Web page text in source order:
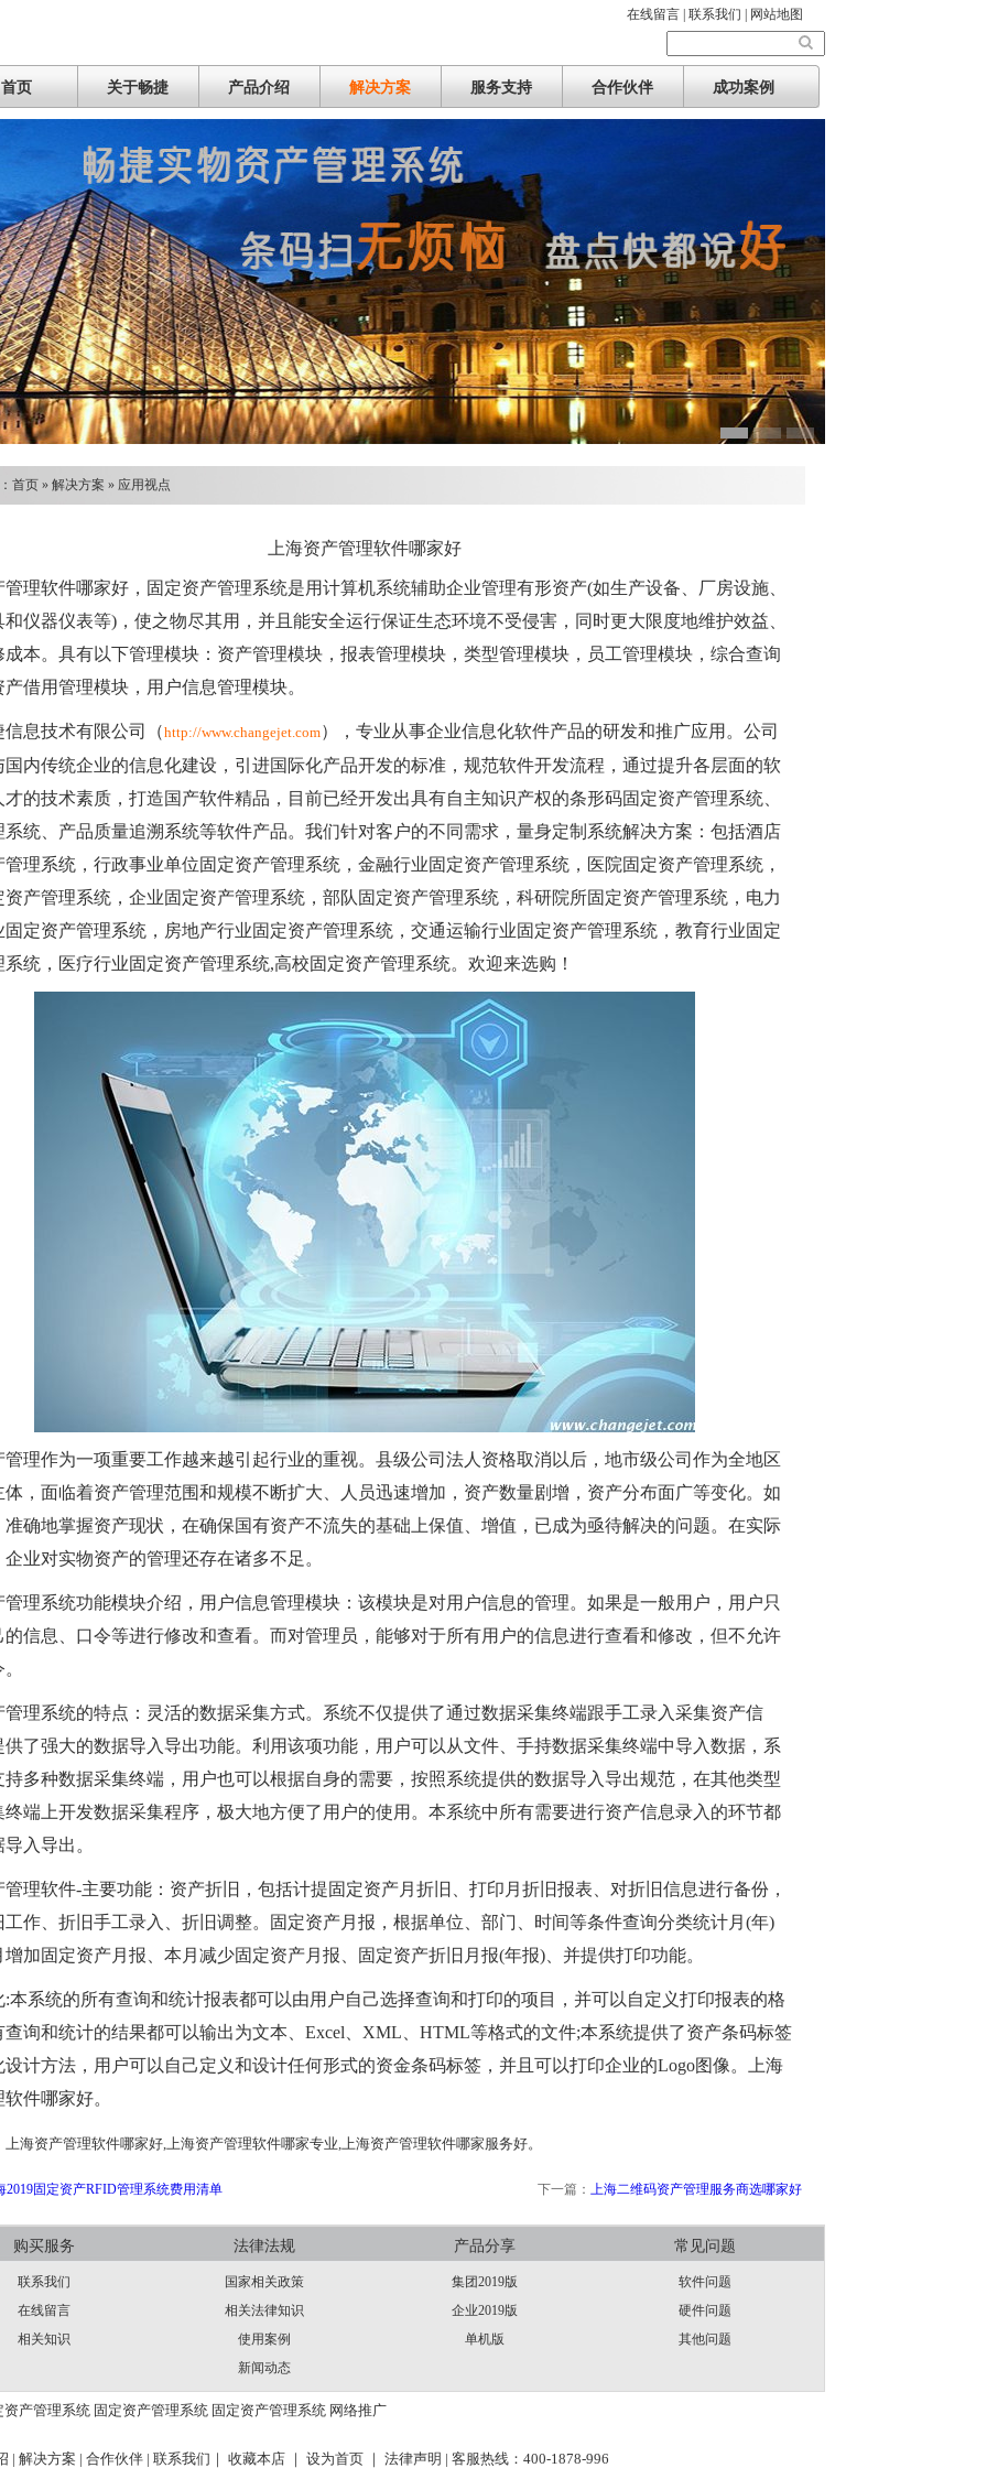
在线留言 | 联系我们 | 网站地图
首页 关于畅捷 产品介绍 解决方案 服务支持 合作伙伴 成功案例
首页 » 解决方案 » 应用视点
上海资产管理软件哪家好
管理软件哪家好，固定资产管理系统是用计算机系统辅助企业管理有形资产(如生产设备、厂房设施、
和仪器仪表等)，使之物尽其用，并且能安全运行保证生态环境不受侵害，同时更大限度地维护效益、
成本。具有以下管理模块：资产管理模块，报表管理模块，类型管理模块，员工管理模块，综合查询
借用管理模块，用户信息管理模块。
信息技术有限公司（http://www.changejet.com），专业从事企业信息化软件产品的研发和推广应用。公司
国内传统企业的信息化建设，引进国际化产品开发的标准，规范软件开发流程，通过提升各层面的软
才的技术素质，打造国产软件精品，目前已经开发出具有自主知识产权的条形码固定资产管理系统、
系统、产品质量追溯系统等软件产品。我们针对客户的不同需求，量身定制系统解决方案：包括酒店
管理系统，行政事业单位固定资产管理系统，金融行业固定资产管理系统，医院固定资产管理系统，
资产管理系统，企业固定资产管理系统，部队固定资产管理系统，科研院所固定资产管理系统，电力
固定资产管理系统，房地产行业固定资产管理系统，交通运输行业固定资产管理系统，教育行业固定
系统，医疗行业固定资产管理系统,高校固定资产管理系统。欢迎来选购！
管理作为一项重要工作越来越引起行业的重视。县级公司法人资格取消以后，地市级公司作为全地区
体，面临着资产管理范围和规模不断扩大、人员迅速增加，资产数量剧增，资产分布面广等变化。如
准确地掌握资产现状，在确保国有资产不流失的基础上保值、增值，已成为亟待解决的问题。在实际
业对实物资产的管理还存在诸多不足。
管理系统功能模块介绍，用户信息管理模块：该模块是对用户信息的管理。如果是一般用户，用户只
的信息、口令等进行修改和查看。而对管理员，能够对于所有用户的信息进行查看和修改，但不允许
管理系统的特点：灵活的数据采集方式。系统不仅提供了通过数据采集终端跟手工录入采集资产信
供了强大的数据导入导出功能。利用该项功能，用户可以从文件、手持数据采集终端中导入数据，系
持多种数据采集终端，用户也可以根据自身的需要，按照系统提供的数据导入导出规范，在其他类型
终端上开发数据采集程序，极大地方便了用户的使用。本系统中所有需要进行资产信息录入的环节都
入导出。
管理软件-主要功能：资产折旧，包括计提固定资产月折旧、打印月折旧报表、对折旧信息进行备份，
工作、折旧手工录入、折旧调整。固定资产月报，根据单位、部门、时间等条件查询分类统计月(年)
增加固定资产月报、本月减少固定资产月报、固定资产折旧月报(年报)、并提供打印功能。
:本系统的所有查询和统计报表都可以由用户自己选择查询和打印的项目，并可以自定义打印报表的格
查询和统计的结果都可以输出为文本、Excel、XML、HTML等格式的文件;本系统提供了资产条码标签
设计方法，用户可以自己定义和设计任何形式的资金条码标签，并且可以打印企业的Logo图像。上海
件哪家好。
上海资产管理软件哪家好,上海资产管理软件哪家专业,上海资产管理软件哪家服务好。
2019固定资产RFID管理系统费用清单 下一篇： 上海二维码资产管理服务商选哪家好
购买服务
联系我们
在线留言
相关知识
法律法规
国家相关政策
相关法律知识
使用案例
新闻动态
产品分享
集团2019版
企业2019版
单机版
常见问题
软件问题
硬件问题
其他问题
资产管理系统 固定资产管理系统 固定资产管理系统 网络推广
| 解决方案 | 合作伙伴 | 联系我们｜ 收藏本店 ｜ 设为首页 ｜ 法律声明 | 客服热线：400-1878-996